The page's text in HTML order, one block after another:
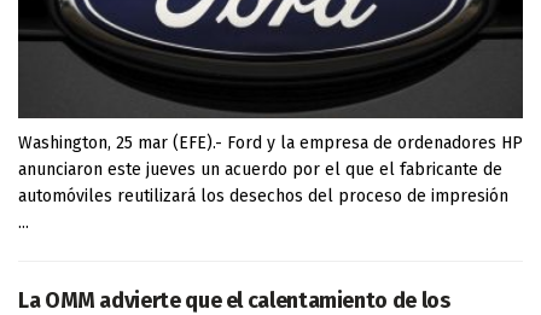
Washington, 25 mar (EFE).- Ford y la empresa de ordenadores HP
anunciaron este jueves un acuerdo por el que el fabricante de
automóviles reutilizará los desechos del proceso de impresión
...
La OMM advierte que el calentamiento de los